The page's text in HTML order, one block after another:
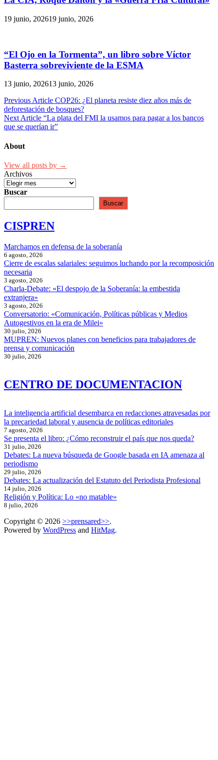
19 junio, 202619 junio, 2026
“El Ojo en la Tormenta”, un libro sobre Víctor
Basterra sobreviviente de la ESMA
13 junio, 202613 junio, 2026
Navegación
de
entradas
Previous Article COP26: ¿El planeta resiste diez años más de
deforestación de bosques?
Next Article “La plata del FMI la usamos para pagar a los bancos
que se querían ir”
About
View all posts by →
Archivos
Buscar
Buscar
CISPREN
Marchamos en defensa de la soberanía
6 agosto, 2026
Cierre de escalas salariales: seguimos luchando por la recomposición
necesaria
3 agosto, 2026
Charla-Debate: «El despojo de la Soberanía: la embestida
extranjera»
3 agosto, 2026
Conversatorio: «Comunicación, Políticas públicas y Medios
Autogestivos en la era de Milei»
30 julio, 2026
MUPREN: Nuevos planes con beneficios para trabajadores de
prensa y comunicación
30 julio, 2026
CENTRO DE DOCUMENTACION
La inteligencia artificial desembarca en redacciones atravesadas por
la precariedad laboral y ausencia de políticas editoriales
7 agosto, 2026
Se presenta el libro: ¿Cómo reconstruir el país que nos queda?
31 julio, 2026
Debates: La nueva búsqueda de Google basada en IA amenaza al
periodismo
29 julio, 2026
Debates: La actualización del Estatuto del Periodista Profesional
14 julio, 2026
Religión y Política: Lo «no matable»
8 julio, 2026
Copyright © 2026 >>prensared>>.
Powered by WordPress and HitMag.